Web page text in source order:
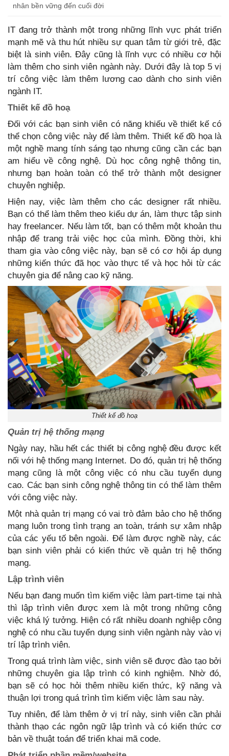
nhân bền vững đến cuối đời
IT đang trở thành một trong những lĩnh vực phát triển
mạnh mẽ và thu hút nhiều sự quan tâm từ giới trẻ, đặc
biệt là sinh viên. Đây cũng là lĩnh vực có nhiều cơ hội
làm thêm cho sinh viên ngành này. Dưới đây là top 5 vị
trí công việc làm thêm lương cao dành cho sinh viên
ngành IT.
Thiết kế đồ hoạ
Đối với các bạn sinh viên có năng khiếu về thiết kế có
thể chọn công việc này để làm thêm. Thiết kế đồ họa là
một nghề mang tính sáng tạo nhưng cũng cần các bạn
am hiểu về công nghệ. Dù học công nghệ thông tin,
nhưng bạn hoàn toàn có thể trở thành một designer
chuyên nghiệp.
Hiện nay, việc làm thêm cho các designer rất nhiều.
Bạn có thể làm thêm theo kiểu dự án, làm thực tập sinh
hay freelancer. Nếu làm tốt, bạn có thêm một khoản thu
nhập để trang trải việc học của mình. Đồng thời, khi
tham gia vào công việc này, bạn sẽ có cơ hội áp dụng
những kiến thức đã học vào thực tế và học hỏi từ các
chuyên gia để nâng cao kỹ năng.
Thiết kế đồ hoạ
Quản trị hệ thống mạng
Ngày nay, hầu hết các thiết bị công nghệ đều được kết
nối với hệ thống mạng Internet. Do đó, quản trị hệ thống
mạng cũng là một công việc có nhu cầu tuyển dụng
cao. Các bạn sinh công nghệ thông tin có thể làm thêm
với công việc này.
Một nhà quản trị mạng có vai trò đảm bảo cho hệ thống
mạng luôn trong tình trạng an toàn, tránh sự xâm nhập
của các yếu tố bên ngoài. Để làm được nghề này, các
bạn sinh viên phải có kiến thức về quản trị hệ thống
mạng.
Lập trình viên
Nếu bạn đang muốn tìm kiếm việc làm part-time tại nhà
thì lập trình viên được xem là một trong những công
việc khá lý tưởng. Hiện có rất nhiều doanh nghiệp công
nghệ có nhu cầu tuyển dụng sinh viên ngành này vào vị
trí lập trình viên.
Trong quá trình làm việc, sinh viên sẽ được đào tạo bởi
những chuyên gia lập trình có kinh nghiệm. Nhờ đó,
bạn sẽ có học hỏi thêm nhiều kiến thức, kỹ năng và
thuận lợi trong quá trình tìm kiếm việc làm sau này.
Tuy nhiên, để làm thêm ở vị trí này, sinh viên cần phải
thành thạo các ngôn ngữ lập trình và có kiến thức cơ
bản về thuật toán để triển khai mã code.